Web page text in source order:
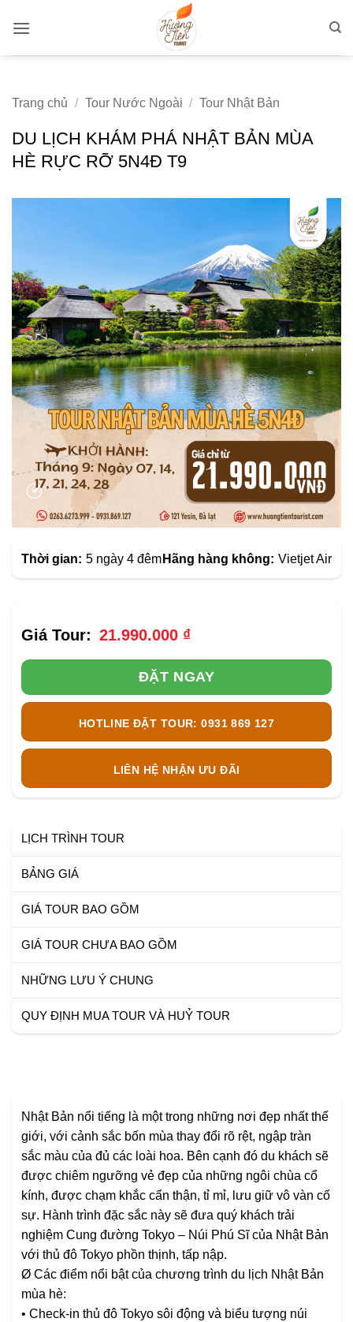
qua
Trang chủ / Tour Nước Ngoài / Tour Nhật Bản
DU LỊCH KHÁM PHÁ NHẬT BẢN MÙA
HÈ RỰC RỠ 5N4Đ T9
Thời gian: 5 ngày 4 đêm Hãng hàng không: Vietjet Air
21.990.000 ₫
ĐẶT NGAY
HOTLINE ĐẶT TOUR: 0931 869 127
LIÊN HỆ NHẬN ƯU ĐÃI
LỊCH TRÌNH TOUR
BẢNG GIÁ
GIÁ TOUR BAO GỒM
GIÁ TOUR CHƯA BAO GỒM
NHỮNG LƯU Ý CHUNG
QUY ĐỊNH MUA TOUR VÀ HUỶ TOUR
Nhật Bản nổi tiếng là một trong những nơi đẹp nhất thế
giới, với cảnh sắc bốn mùa thay đổi rõ rệt, ngập tràn
sắc màu của đủ các loài hoa. Bên cạnh đó du khách sẽ
được chiêm ngưỡng vẻ đẹp của những ngôi chùa cổ
kính, được chạm khắc cẩn thận, tỉ mỉ, lưu giữ vô vàn cố
sự. Hành trình đặc sắc này sẽ đưa quý khách trải
nghiệm Cung đường Tokyo – Núi Phú Sĩ của Nhật Bản
với thủ đô Tokyo phồn thịnh, tấp nập.
Ø Các điểm nổi bật của chương trình du lịch Nhật Bản
mùa hè:
• Check-in thủ đô Tokyo sôi động và biểu tượng núi